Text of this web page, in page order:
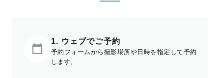
1. ウェブでご予約
予約フォームから撮影場所や日時を指定して予約
します。